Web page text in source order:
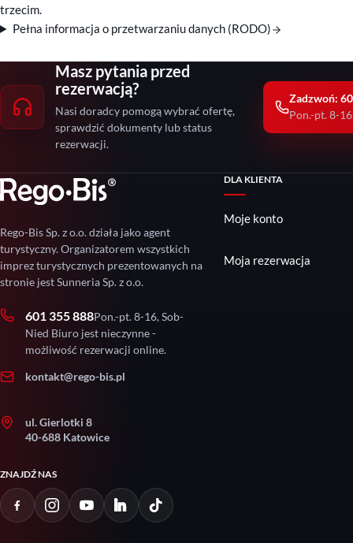
trzecim.
Pełna informacja o przetwarzaniu danych (RODO)
Masz pytania przed
rezerwacją?
Nasi doradcy pomogą wybrać ofertę,
sprawdzić dokumenty lub status
rezerwacji.
Zadzwoń:
Pon.-pt. 8-16
Rego-Bis Sp. z o.o. działa jako agent
turystyczny. Organizatorem wszystkich
imprez turystycznych prezentowanych na
stronie jest Sunneria Sp. z o.o.
601 355 888Pon.-pt. 8-16, Sob-
Nied Biuro jest nieczynne -
możliwość rezerwacji online.
kontakt@rego-bis.pl
ul. Gierlotki 8
40-688 Katowice
ZNAJDŹ NAS
DLA KLIENTA
Moje konto
Moja rezerwacja